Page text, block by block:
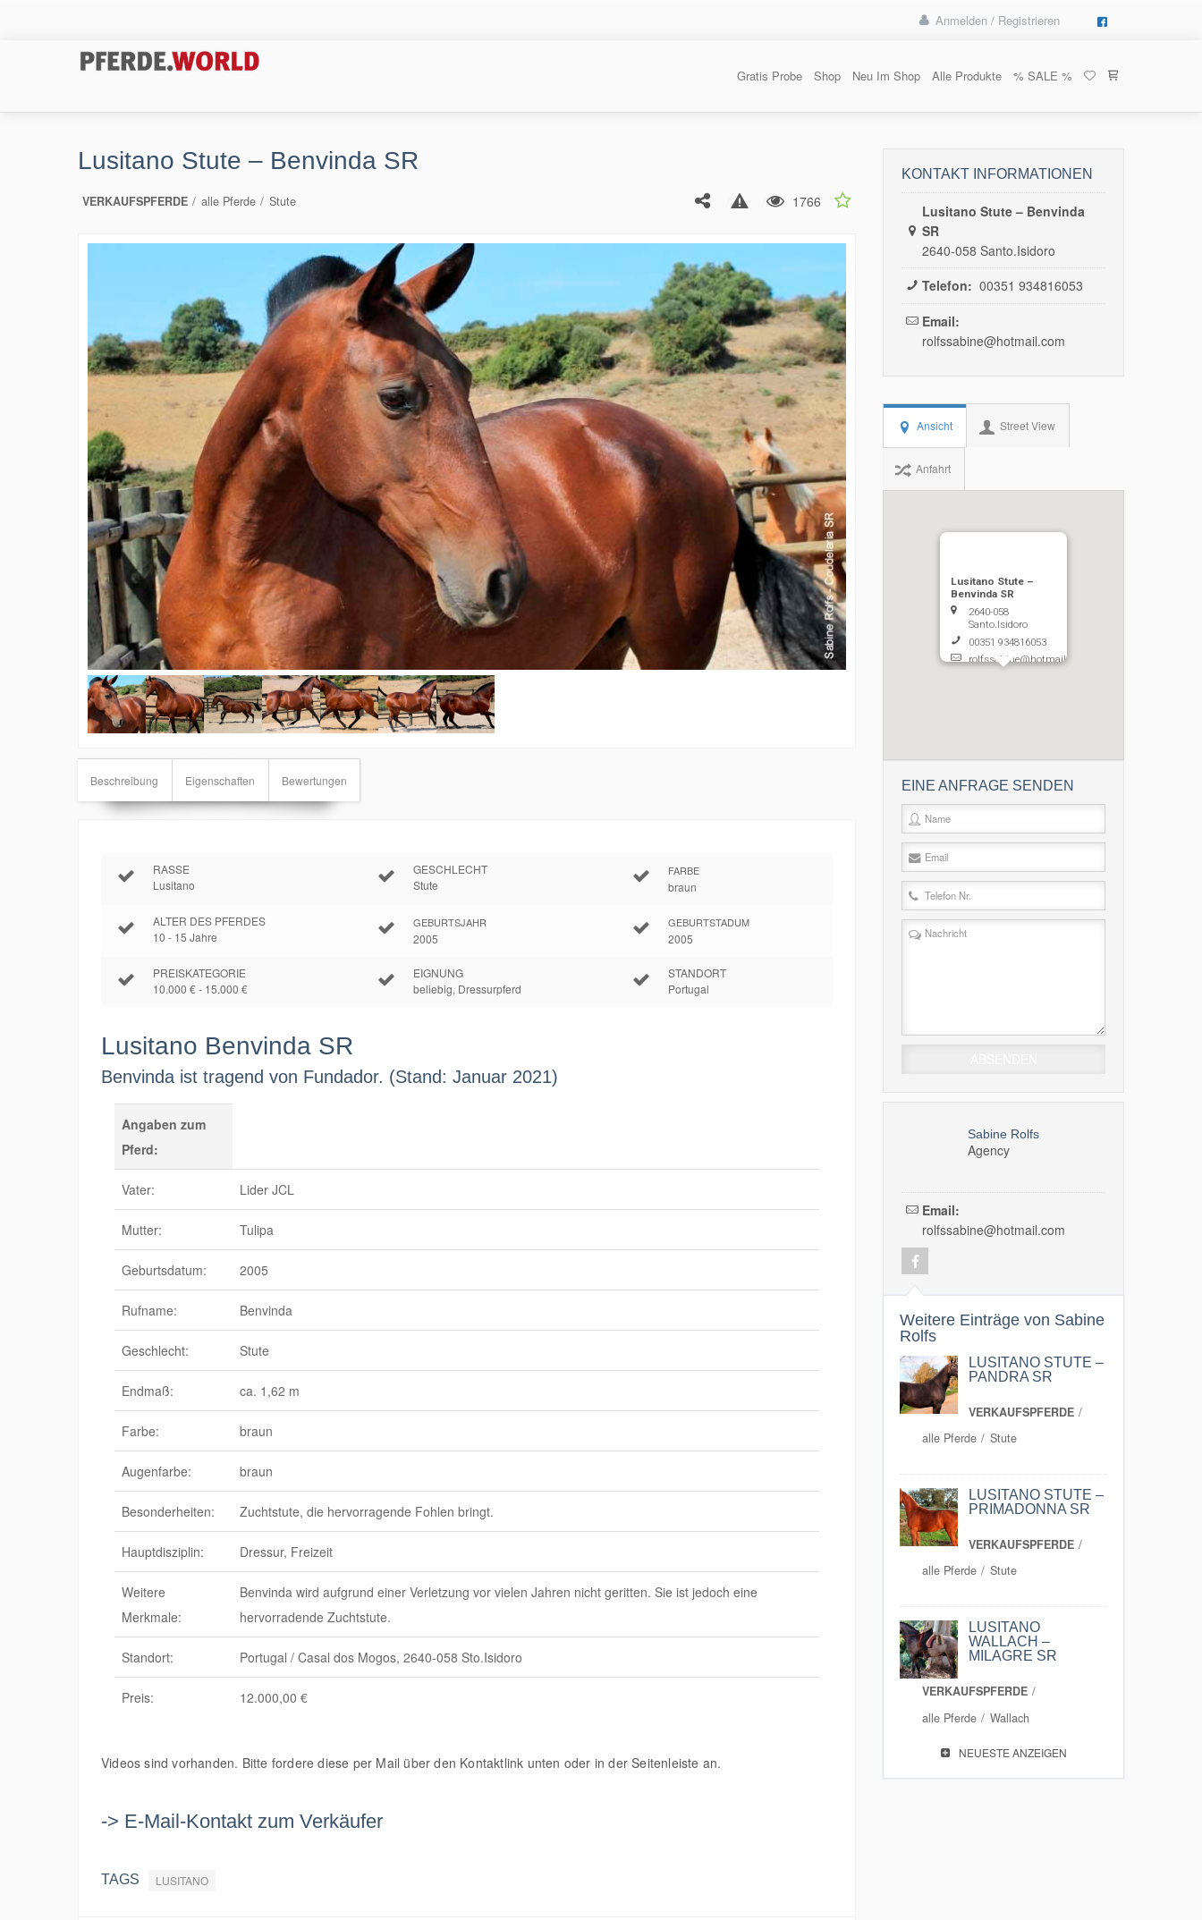
Anmelden / Registrieren
Gratis Probe Shop Neu Im Shop Alle Produkte % SALE %
Lusitano Stute – Benvinda SR
VERKAUFSPFERDE alle Pferde Stute 1766
Beschreibung Eigenschaften Bewertungen
RASSE
Lusitano
GESCHLECHT
Stute
FARBE
braun
ALTER DES PFERDES
10 - 15 Jahre
GEBURTSJAHR
2005
GEBURTSTADUM
2005
PREISKATEGORIE
10.000 € - 15.000 €
EIGNUNG
beliebig, Dressurpferd
STANDORT
Portugal
Lusitano Benvinda SR
Benvinda ist tragend von Fundador. (Stand: Januar 2021)
Angaben zum
Pferd:
Vater: Lider JCL
Mutter: Tulipa
Geburtsdatum: 2005
Rufname: Benvinda
Geschlecht: Stute
Endmaß: ca. 1,62 m
Farbe: braun
Augenfarbe: braun
Besonderheiten: Zuchtstute, die hervorragende Fohlen bringt.
Hauptdisziplin: Dressur, Freizeit
Weitere
Merkmale:
Benvinda wird aufgrund einer Verletzung vor vielen Jahren nicht geritten. Sie ist jedoch eine
hervorradende Zuchtstute.
Standort: Portugal / Casal dos Mogos, 2640-058 Sto.Isidoro
Preis: 12.000,00 €
Videos sind vorhanden. Bitte fordere diese per Mail über den Kontaktlink unten oder in der Seitenleiste an.
-> E-Mail-Kontakt zum Verkäufer
TAGS LUSITANO
KONTAKT INFORMATIONEN
Lusitano Stute – Benvinda
SR
2640-058 Santo.Isidoro
Telefon: 00351 934816053
Email:
rolfssabine@hotmail.com
Ansicht Street View
Anfahrt
Lusitano Stute –
Benvinda SR
2640-058
Santo.Isidoro
00351 934816053
rolfssabine@hotmail.com
EINE ANFRAGE SENDEN
Sabine Rolfs
Agency
Email:
rolfssabine@hotmail.com
Weitere Einträge von Sabine
Rolfs
LUSITANO STUTE –
PANDRA SR
VERKAUFSPFERDE
alle Pferde
Stute
LUSITANO STUTE –
PRIMADONNA SR
VERKAUFSPFERDE
alle Pferde
Stute
LUSITANO
WALLACH –
MILAGRE SR
VERKAUFSPFERDE
alle Pferde
Wallach
NEUESTE ANZEIGEN